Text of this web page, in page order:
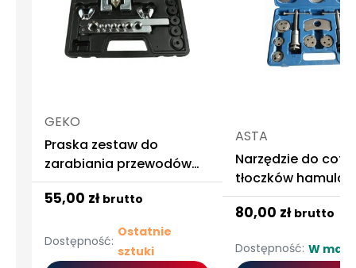
GEKO
Praska zestaw do
zarabiania przewodów
hamulcowych
55,00 zł brutto
Dostępność:
Ostatnie
sztuki
ASTA
Narzędzie do
tłoczków
80,00 zł brutto
Dostępność: W